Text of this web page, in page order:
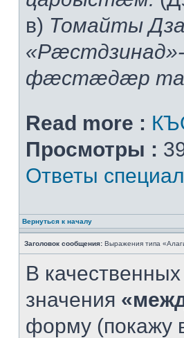
в) Томайты
фæстæдæр та
Read more :
Просмотры :
Ответы
Вернуться к началу
Заголовок сообщения: Выражения типа
В качественных
значения
форму (покажу